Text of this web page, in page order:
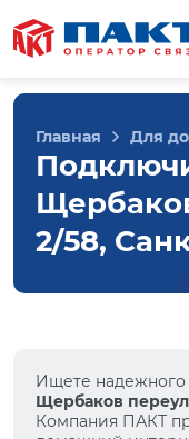
Главная Для
2/58,
Ищете надежного
Щербаков
Компания ПАКТ